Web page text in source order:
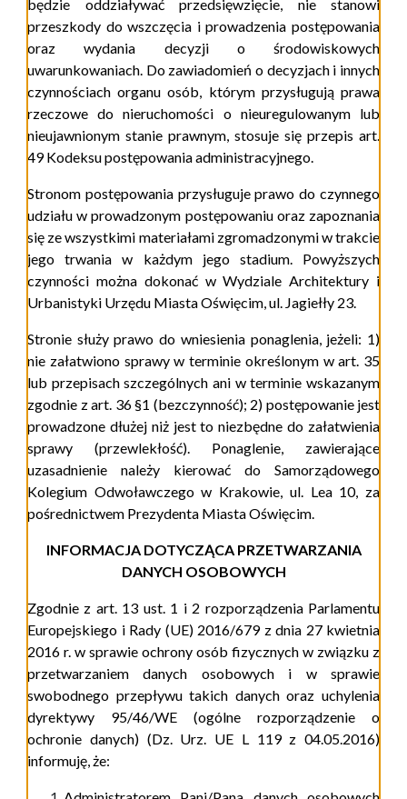
będzie oddziaływać przedsięwzięcie, nie stanowi
przeszkody do wszczęcia i prowadzenia postępowania
oraz wydania decyzji o środowiskowych
uwarunkowaniach. Do zawiadomień o decyzjach i innych
czynnościach organu osób, którym przysługują prawa
rzeczowe do nieruchomości o nieuregulowanym lub
nieujawnionym stanie prawnym, stosuje się przepis art.
49 Kodeksu postępowania administracyjnego.
Stronom postępowania przysługuje prawo do czynnego
udziału w prowadzonym postępowaniu oraz zapoznania
się ze wszystkimi materiałami zgromadzonymi w trakcie
jego trwania w każdym jego stadium. Powyższych
czynności można dokonać w Wydziale Architektury i
Urbanistyki Urzędu Miasta Oświęcim, ul. Jagiełły 23.
Stronie służy prawo do wniesienia ponaglenia, jeżeli: 1)
nie załatwiono sprawy w terminie określonym w art. 35
lub przepisach szczególnych ani w terminie wskazanym
zgodnie z art. 36 §1 (bezczynność); 2) postępowanie jest
prowadzone dłużej niż jest to niezbędne do załatwienia
sprawy (przewlekłość). Ponaglenie, zawierające
uzasadnienie należy kierować do Samorządowego
Kolegium Odwoławczego w Krakowie, ul. Lea 10, za
pośrednictwem Prezydenta Miasta Oświęcim.
INFORMACJA DOTYCZĄCA PRZETWARZANIA
DANYCH OSOBOWYCH
Zgodnie z art. 13 ust. 1 i 2 rozporządzenia Parlamentu
Europejskiego i Rady (UE) 2016/679 z dnia 27 kwietnia
2016 r. w sprawie ochrony osób fizycznych w związku z
przetwarzaniem danych osobowych i w sprawie
swobodnego przepływu takich danych oraz uchylenia
dyrektywy 95/46/WE (ogólne rozporządzenie o
ochronie danych) (Dz. Urz. UE L 119 z 04.05.2016)
informuję, że: